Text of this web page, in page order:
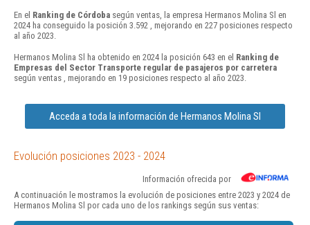
En el Ranking de Córdoba según ventas, la empresa Hermanos Molina Sl en
2024 ha conseguido la posición 3.592 , mejorando en 227 posiciones respecto
al año 2023.
Hermanos Molina Sl ha obtenido en 2024 la posición 643 en el Ranking de
Empresas del Sector Transporte regular de pasajeros por carretera
según ventas , mejorando en 19 posiciones respecto al año 2023.
Acceda a toda la información de Hermanos Molina Sl
Evolución posiciones 2023 - 2024
Información ofrecida por
A continuación le mostramos la evolución de posiciones entre 2023 y 2024 de
Hermanos Molina Sl por cada uno de los rankings según sus ventas: